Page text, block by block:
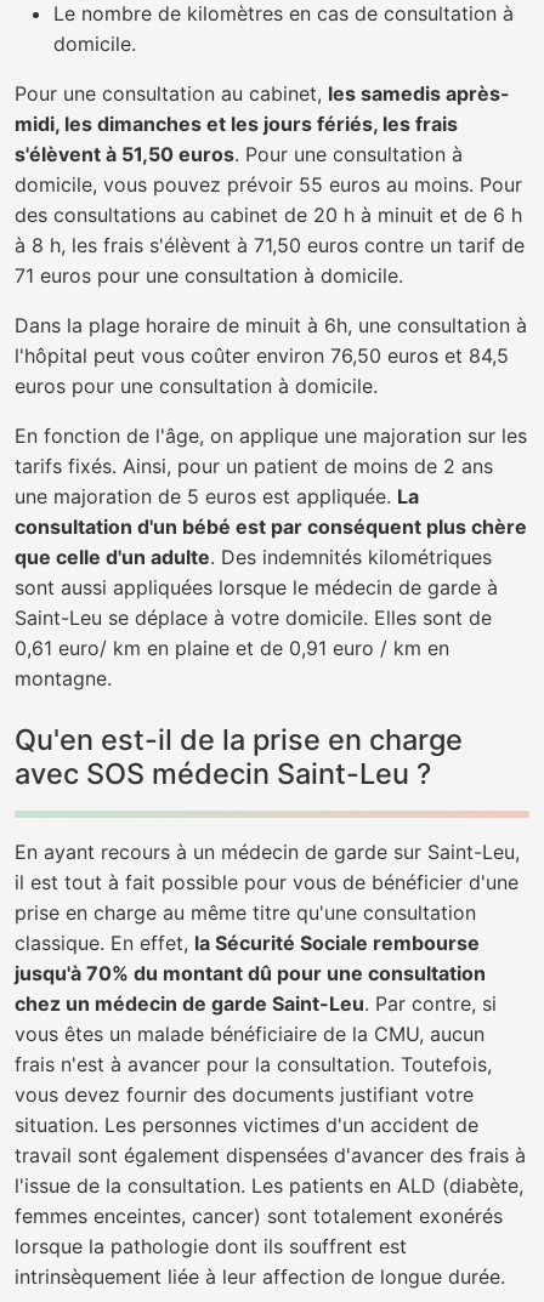
Le nombre de kilomètres en cas de consultation à
domicile.
Pour une consultation au cabinet, les samedis après-
midi, les dimanches et les jours fériés, les frais
s'élèvent à 51,50 euros. Pour une consultation à
domicile, vous pouvez prévoir 55 euros au moins. Pour
des consultations au cabinet de 20 h à minuit et de 6 h
à 8 h, les frais s'élèvent à 71,50 euros contre un tarif de
71 euros pour une consultation à domicile.
Dans la plage horaire de minuit à 6h, une consultation à
l'hôpital peut vous coûter environ 76,50 euros et 84,5
euros pour une consultation à domicile.
En fonction de l'âge, on applique une majoration sur les
tarifs fixés. Ainsi, pour un patient de moins de 2 ans
une majoration de 5 euros est appliquée. La
consultation d'un bébé est par conséquent plus chère
que celle d'un adulte. Des indemnités kilométriques
sont aussi appliquées lorsque le médecin de garde à
Saint-Leu se déplace à votre domicile. Elles sont de
0,61 euro/ km en plaine et de 0,91 euro / km en
montagne.
Qu'en est-il de la prise en charge
avec SOS médecin Saint-Leu ?
En ayant recours à un médecin de garde sur Saint-Leu,
il est tout à fait possible pour vous de bénéficier d'une
prise en charge au même titre qu'une consultation
classique. En effet, la Sécurité Sociale rembourse
jusqu'à 70% du montant dû pour une consultation
chez un médecin de garde Saint-Leu. Par contre, si
vous êtes un malade bénéficiaire de la CMU, aucun
frais n'est à avancer pour la consultation. Toutefois,
vous devez fournir des documents justifiant votre
situation. Les personnes victimes d'un accident de
travail sont également dispensées d'avancer des frais à
l'issue de la consultation. Les patients en ALD (diabète,
femmes enceintes, cancer) sont totalement exonérés
lorsque la pathologie dont ils souffrent est
intrinsèquement liée à leur affection de longue durée.